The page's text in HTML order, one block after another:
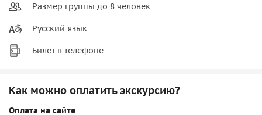
Размер группы до 8 человек
Русский язык
Билет в телефоне
Как можно оплатить экскурсию?
Оплата на сайте